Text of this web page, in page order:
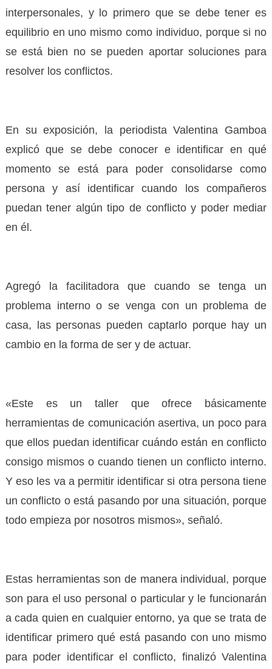
interpersonales, y lo primero que se debe tener es
equilibrio en uno mismo como individuo, porque si no
se está bien no se pueden aportar soluciones para
resolver los conflictos.
En su exposición, la periodista Valentina Gamboa
explicó que se debe conocer e identificar en qué
momento se está para poder consolidarse como
persona y así identificar cuando los compañeros
puedan tener algún tipo de conflicto y poder mediar
en él.
Agregó la facilitadora que cuando se tenga un
problema interno o se venga con un problema de
casa, las personas pueden captarlo porque hay un
cambio en la forma de ser y de actuar.
«Este es un taller que ofrece básicamente
herramientas de comunicación asertiva, un poco para
que ellos puedan identificar cuándo están en conflicto
consigo mismos o cuando tienen un conflicto interno.
Y eso les va a permitir identificar si otra persona tiene
un conflicto o está pasando por una situación, porque
todo empieza por nosotros mismos», señaló.
Estas herramientas son de manera individual, porque
son para el uso personal o particular y le funcionarán
a cada quien en cualquier entorno, ya que se trata de
identificar primero qué está pasando con uno mismo
para poder identificar el conflicto, finalizó Valentina